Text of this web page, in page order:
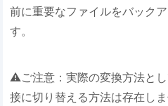
前に重要なファイルをバック
す。
⚠️ご注意：実際の変換方法と
接に切り替える方法は存在し